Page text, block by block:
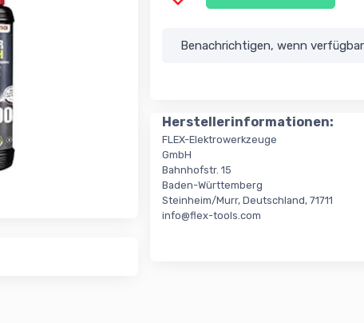
Benachrichtigen, wenn verfügbar
Herstellerinformationen:
FLEX-Elektrowerkzeuge
GmbH
Bahnhofstr. 15
Baden-Württemberg
Steinheim/Murr, Deutschland, 71711
info@flex-tools.com